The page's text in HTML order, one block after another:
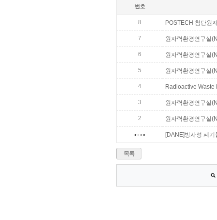
번호
8 POSTECH 첨단원
7 원자력환경연구실
6 원자력환경연구실
5 원자력환경연구실
4 Radioactive
3 원자력환경연구실
2 원자력환경연구실
[DANE]방사성 폐
목록